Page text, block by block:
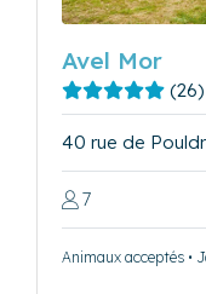
Avel Mor
(26)
40 rue de
7
Animaux acceptés •